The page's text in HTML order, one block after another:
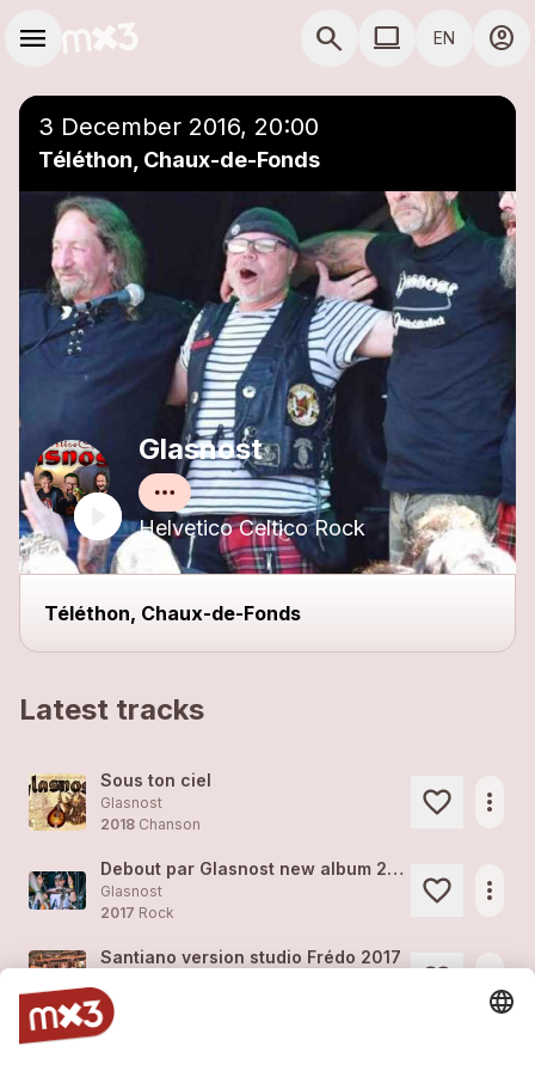
menu search COMPUTER USE
computer EN account_circle
3 December 2016, 20:00
Téléthon, Chaux-de-Fonds
Glasnost
Helvetico Celtico Rock
Téléthon, Chaux-de-Fonds
Latest tracks
Sous ton ciel
Glasnost
2018 Chanson
more_horiz
Debout par Glasnost new album 2018
Glasnost
2017 Rock
more_horiz
Santiano version studio Frédo 2017
2017
Add to a playlist close